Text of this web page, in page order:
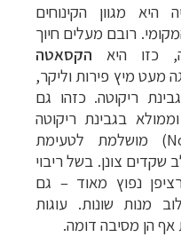
מגוון הקינוחים
רובם מעלים חיוך
כזו היא הקסאטה
מעט מיץ פירות וליקר,
ריקוטה. כזהו גם
בגבינת ריקוטה
) מושלמת לטעימת
שקדים צונן. בשל ריבוי
נפוץ מאוד – גם
מנות שונות. עוגות
אף הן מסיבה דומה.